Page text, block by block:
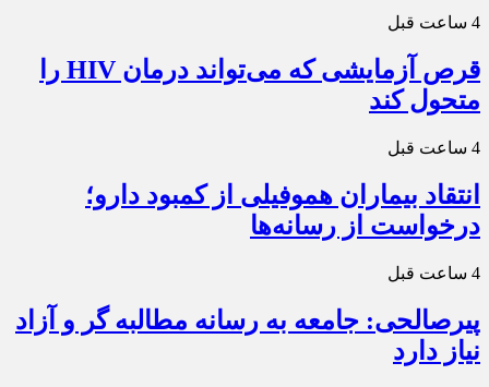
4 ساعت قبل
قرص آزمایشی که می‌تواند درمان HIV را
متحول کند
4 ساعت قبل
انتقاد بیماران هموفیلی از کمبود دارو؛
درخواست از رسانه‌ها
4 ساعت قبل
پیرصالحی: جامعه به رسانه مطالبه گر و آزاد
نیاز دارد